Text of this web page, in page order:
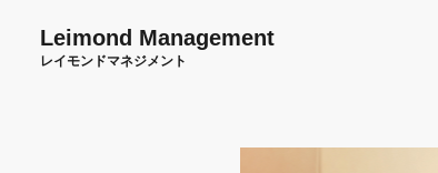
Leimond Management
レイモンドマネジメント